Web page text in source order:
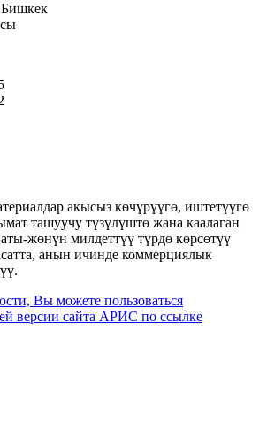
Бишкек
акысыз көчүрүүгө, иштетүүгө
ташуучу түзүлүштө жана каалаган
жөнүн милдеттүү түрдө көрсөтүү
анын ичинде коммерциялык
Вы можете пользоваться
версии сайта АРИС по ссылке